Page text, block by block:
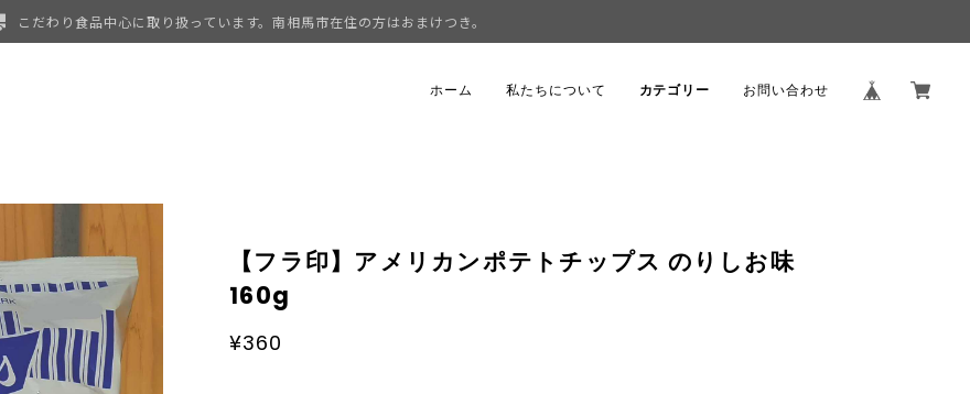
こだわり食品中心に取り扱っています。南相馬市在住の方はおまけつき。
ホーム 私たちについて カテゴリー お問い合わせ
【フラ印】アメリカンポテトチップス のりしお味
160g
¥360